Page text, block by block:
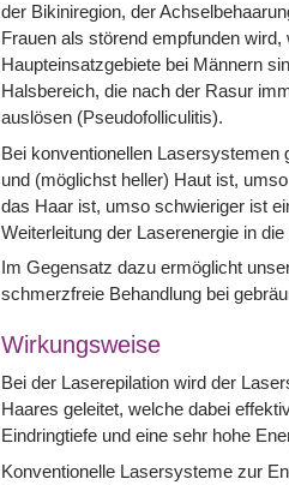
der Bikiniregion, der
Frauen als störend empfunden
Haupteinsatzgebiete bei Männern
Halsbereich, die nach der Rasur
auslösen (Pseudofolliculitis).
Bei konventionellen
und (möglichst heller) Haut ist,
das Haar ist, umso schwieriger ist
Weiterleitung der Laserenergie in
Im Gegensatz dazu ermöglicht
schmerzfreie Behandlung bei
Wirkungsweise
Bei der Laserepilation wird der
Haares geleitet, welche dabei
Eindringtiefe und eine sehr hohe
Konventionelle Lasersysteme zur